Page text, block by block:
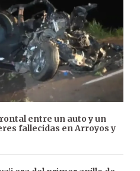
entre un auto y un
fallecidas en Arroyos y